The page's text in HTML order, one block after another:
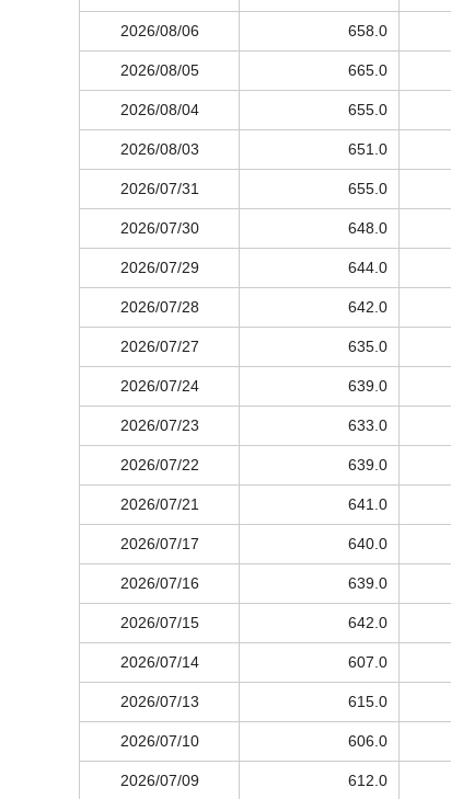
2026/08/06 658.0
2026/08/05 665.0
2026/08/04 655.0
2026/08/03 651.0
2026/07/31 655.0
2026/07/30 648.0
2026/07/29 644.0
2026/07/28 642.0
2026/07/27 635.0
2026/07/24 639.0
2026/07/23 633.0
2026/07/22 639.0
2026/07/21 641.0
2026/07/17 640.0
2026/07/16 639.0
2026/07/15 642.0
2026/07/14 607.0
2026/07/13 615.0
2026/07/10 606.0
2026/07/09 612.0